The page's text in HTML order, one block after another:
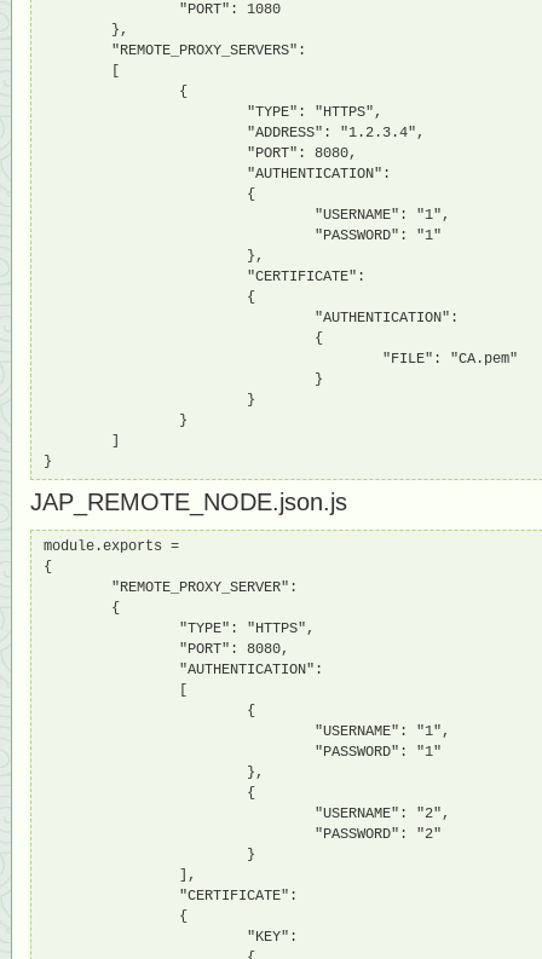
"PORT": 1080
},
"REMOTE_PROXY_SERVERS":
{
"TYPE": "HTTPS",
"ADDRESS": "1.2.3.4",
"PORT": 8080,
"AUTHENTICATION":
{
"USERNAME": "1",
"PASSWORD": "1"
},
"CERTIFICATE":
{
"AUTHENTICATION":
{
"FILE": "CA.pem"
}
}
}
}
JAP_REMOTE_NODE.json.js
module.exports =
{
"REMOTE_PROXY_SERVER":
{
"TYPE": "HTTPS",
"PORT": 8080,
"AUTHENTICATION":
{
"USERNAME": "1",
"PASSWORD": "1"
},
{
"USERNAME": "2",
"PASSWORD": "2"
}
],
"CERTIFICATE":
{
"KEY":